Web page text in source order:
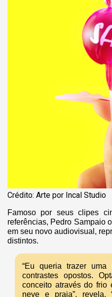
Crédito: Arte por Incal Studio
Famoso por seus clipes
referências, Pedro Sampaio
em seu novo audiovisual,
distintos.
“Eu queria trazer
contrastes opostos.
conceito através do frio
neve e praia”, revela.